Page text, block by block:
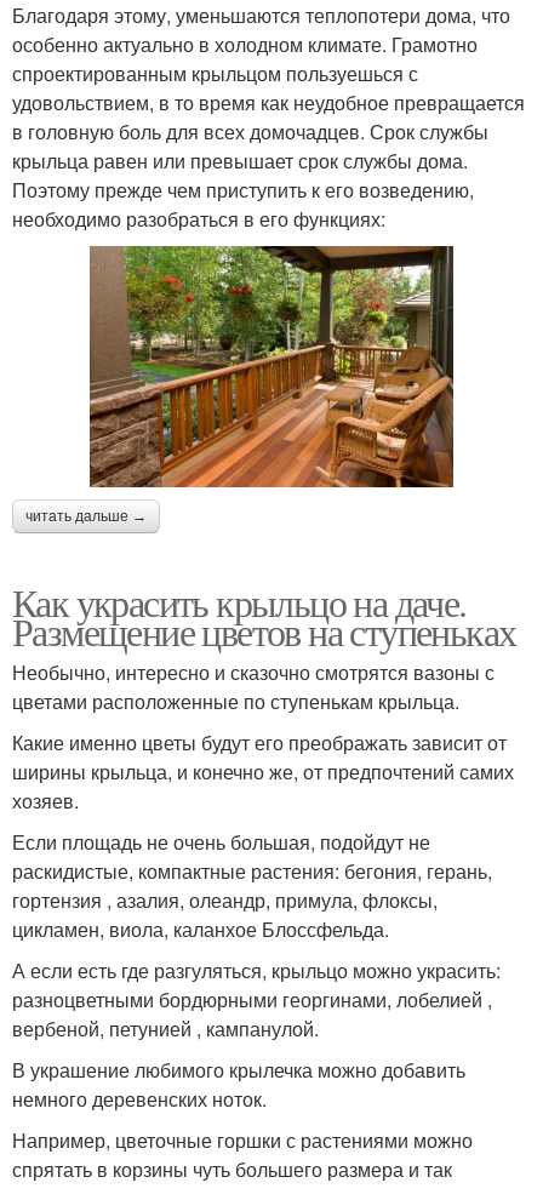
Благодаря этому, уменьшаются теплопотери дома, что
особенно актуально в холодном климате. Грамотно
спроектированным крыльцом пользуешься с
удовольствием, в то время как неудобное превращается
в головную боль для всех домочадцев. Срок службы
крыльца равен или превышает срок службы дома.
Поэтому прежде чем приступить к его возведению,
необходимо разобраться в его функциях:
читать дальше →
Как украсить крыльцо на даче.
Размещение цветов на ступеньках
Необычно, интересно и сказочно смотрятся вазоны с
цветами расположенные по ступенькам крыльца.
Какие именно цветы будут его преображать зависит от
ширины крыльца, и конечно же, от предпочтений самих
хозяев.
Если площадь не очень большая, подойдут не
раскидистые, компактные растения: бегония, герань,
гортензия , азалия, олеандр, примула, флоксы,
цикламен, виола, каланхое Блоссфельда.
А если есть где разгуляться, крыльцо можно украсить:
разноцветными бордюрными георгинами, лобелией ,
вербеной, петунией , кампанулой.
В украшение любимого крылечка можно добавить
немного деревенских ноток.
Например, цветочные горшки с растениями можно
спрятать в корзины чуть большего размера и так